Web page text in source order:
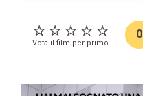
Vota il film per primo
0